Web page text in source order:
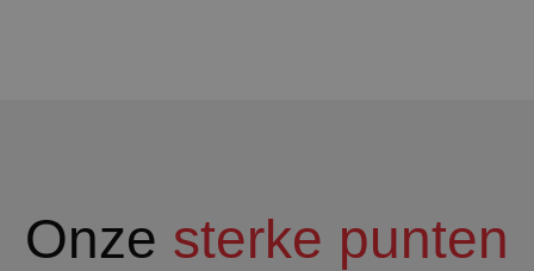
Onze sterke punten